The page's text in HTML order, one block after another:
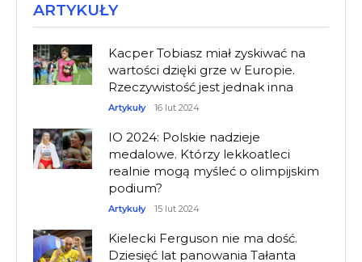
ARTYKUŁY
Kacper Tobiasz miał zyskiwać na
wartości dzięki grze w Europie.
Rzeczywistość jest jednak inna
Artykuły 16 lut 2024
IO 2024: Polskie nadzieje
medalowe. Którzy lekkoatleci
realnie mogą myśleć o olimpijskim
podium?
Artykuły 15 lut 2024
Kielecki Ferguson nie ma dość.
Dziesięć lat panowania Tałanta